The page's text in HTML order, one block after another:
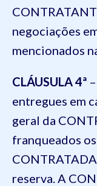
negociações
mencionados
CLÁUSULA 4ª
entregues em
geral da
franqueados
reserva. A